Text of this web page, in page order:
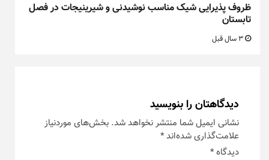
ظروف پذیرایی شیک مناسب نوشیدنی و شیرینیجات در فصل
تابستان
دیدگاهتان را بنویسید
نشانی ایمیل شما منتشر نخواهد شد. بخش‌های موردنیاز
علامت‌گذاری شده‌اند*
دیدگاه*